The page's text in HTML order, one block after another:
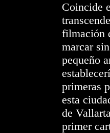
Coincide
filmación
marcar
pequeño
primeras
esta
de
primer